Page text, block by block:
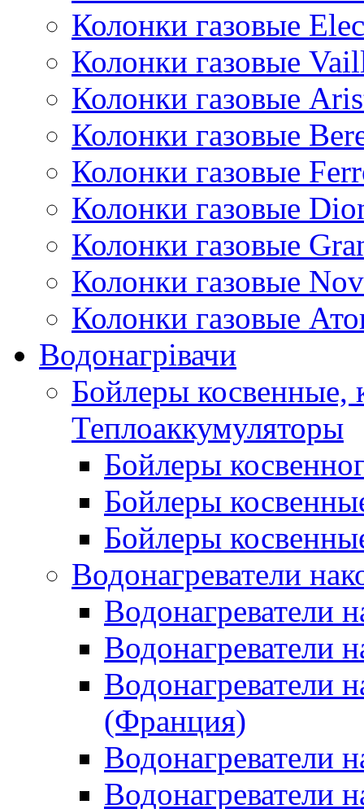
Колонки газовые
Колонки газовые
Колонки газовые
Колонки газовые
Колонки газовые
Колонки газовые
Колонки газовые
Колонки газовые
Колонки газовые
Водонагрівачи
Бойлеры косвенные,
Теплоаккумуляторы
Бойлеры
Бойлеры
Бойлеры
Водонагреватели
Водонагреватели
Водонагреватели
Водонагреватели
(Франция)
Водонагреватели
Водонагреватели